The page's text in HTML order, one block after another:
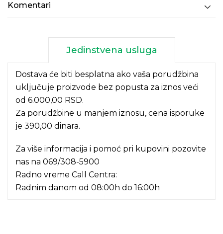
Komentari
Jedinstvena usluga
Dostava će biti besplatna ako vaša porudžbina
uključuje proizvode bez popusta za iznos veći
od 6.000,00 RSD.
Za porudžbine u manjem iznosu, cena isporuke
je 390,00 dinara.
Za više informacija i pomoć pri kupovini pozovite
nas na 069/308-5900
Radno vreme Call Centra:
Radnim danom od 08:00h do 16:00h